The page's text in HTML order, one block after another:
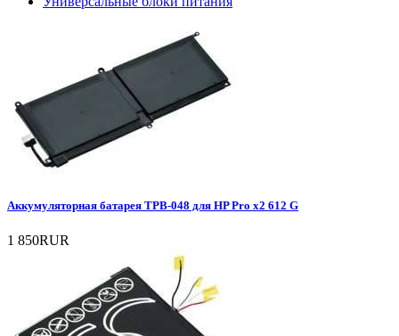
Аккумуляторная батарея TPB-048 для HP Pro x2 612 G
1 850RUR